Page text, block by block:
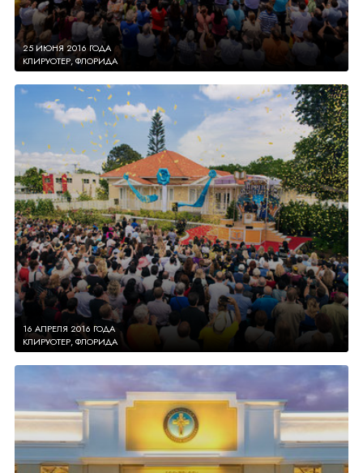
25 ИЮНЯ 2016 ГОДА
КЛИРУОТЕР, ФЛОРИДА
16 АПРЕЛЯ 2016 ГОДА
КЛИРУОТЕР, ФЛОРИДА